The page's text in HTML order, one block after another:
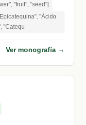
"fruit", "seed"]
"Ácido
"Catequ
Ver monografía →